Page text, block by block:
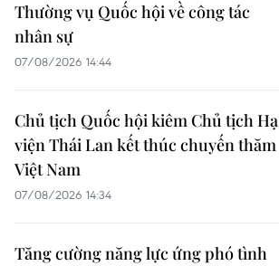
Thường vụ Quốc hội về công tác
nhân sự
07/08/2026 14:44
Chủ tịch Quốc hội kiêm Chủ tịch Hạ
viện Thái Lan kết thúc chuyến thăm
Việt Nam
07/08/2026 14:34
Tăng cường năng lực ứng phó tình